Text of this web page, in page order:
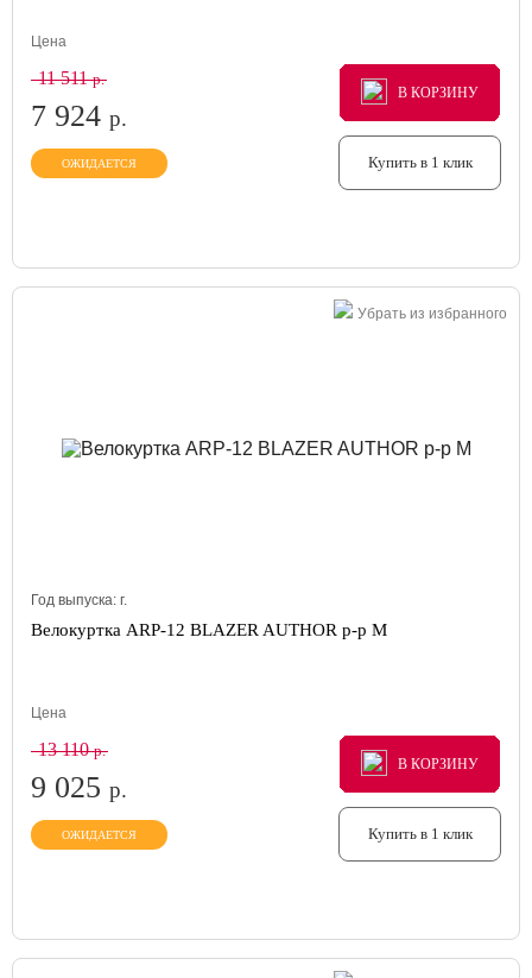
Цена
11 511р.
7 924 р.
ОЖИДАЕТСЯ
В КОРЗИНУ
В КОРЗИНУ
В КОРЗИНУ
Купить в 1 клик
Убрать из избранного
Год выпуска: г.
Велокуртка ARP-12 BLAZER AUTHOR р-р M
Цена
13 110р.
9 025 р.
ОЖИДАЕТСЯ
В КОРЗИНУ
В КОРЗИНУ
В КОРЗИНУ
Купить в 1 клик